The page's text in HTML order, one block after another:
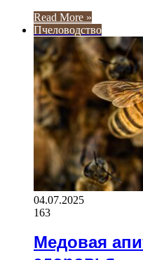
Read More »
Пчеловодство
04.07.2025
163
Медовая